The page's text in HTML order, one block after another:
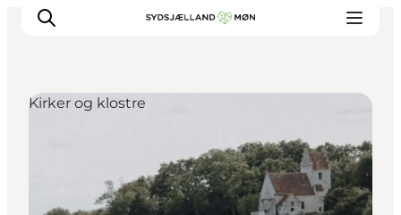
Byer og steder
Events
Kirker og klostre